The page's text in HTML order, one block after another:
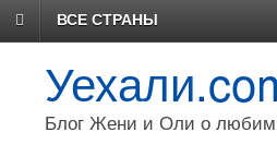
ВСЕ СТРАНЫ
Блог Жени и Оли о